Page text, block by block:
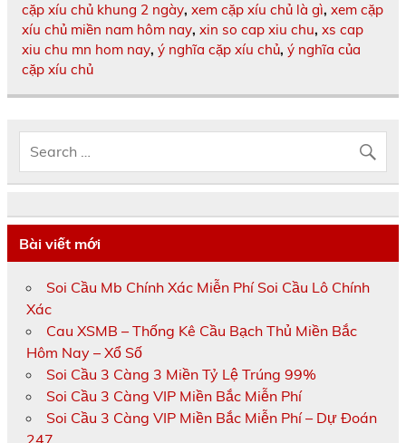
cặp xíu chủ khung 2 ngày, xem cặp xíu chủ là gì, xem cặp
xíu chủ miền nam hôm nay, xin so cap xiu chu, xs cap
xiu chu mn hom nay, ý nghĩa cặp xíu chủ, ý nghĩa của
cặp xíu chủ
Bài viết mới
Soi Cầu Mb Chính Xác Miễn Phí Soi Cầu Lô Chính
Xác
Cau XSMB – Thống Kê Cầu Bạch Thủ Miền Bắc
Hôm Nay – Xổ Số
Soi Cầu 3 Càng 3 Miền Tỷ Lệ Trúng 99%
Soi Cầu 3 Càng VIP Miền Bắc Miễn Phí
Soi Cầu 3 Càng VIP Miền Bắc Miễn Phí – Dự Đoán